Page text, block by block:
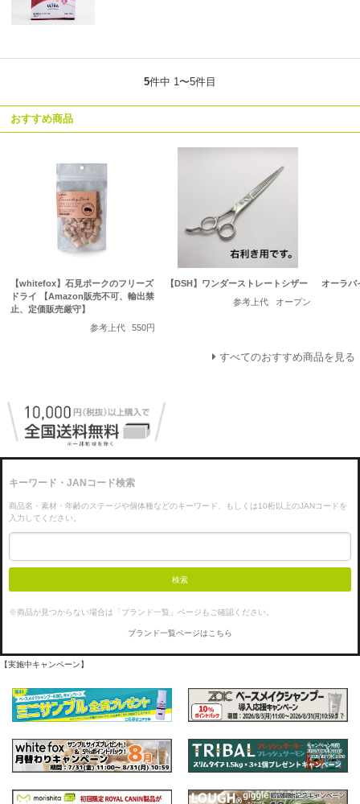
5件中 1〜5件目
おすすめ商品
【whitefox】石見ポークのフリーズ
ドライ 【Amazon販売不可、輸出禁
止、定価販売厳守】
参考上代
550円
【DSH】ワンダーストレートシザー
参考上代
オープン
オーラバ
すべてのおすすめ商品を見る
キーワード・JANコード検索
商品名・素材・年齢のステージや個体種などのキーワード、もしくは10桁以上のJANコードを
入力してください。
検索
※商品が見つからない場合は「ブランド一覧」ページもご確認ください。
ブランド一覧ページはこちら
【実施中キャンペーン】